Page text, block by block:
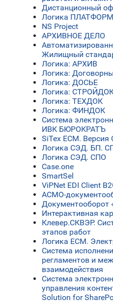
Дистанционный
Логика
NS Project
АРХИВНОЕ ДЕЛО
Жилищный
Логика: АРХИВ
Логика:
Логика: ДОСЬЕ
Логика:
Логика: ТЕХДОК
Логика: ФИНДОК
Система
ИВК БЮРОКРАТЪ
SiTex ЕСМ. Версия
Логика СЭД. БП.
Логика СЭД. СПО
Case.one
SmartSel
ViPNet EDI Client
АСМО-
Документооборот
Интерактивная
Клевер.СКВЭР.
этапов работ
Логика ЕСМ.
Система
регламентов и
взаимодействия
Система
управления
Solution for